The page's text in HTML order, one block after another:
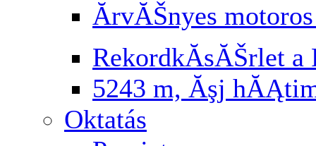
ĂrvĂŠnyes
RekordkĂ­sĂŠrlet
5243 m, Ăşj
Oktatás